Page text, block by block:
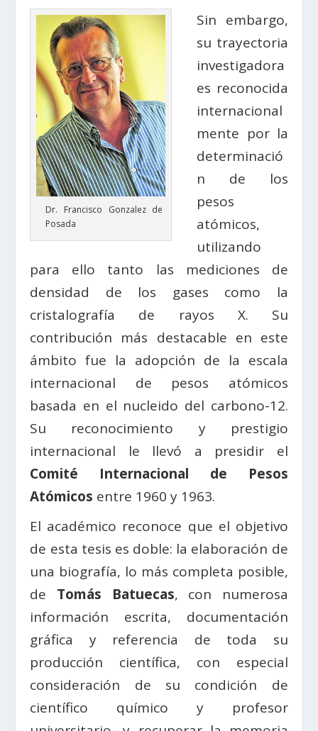
Dr. Francisco Gonzalez de
Posada
Sin embargo,
su trayectoria
investigadora
es reconocida
internacional
mente por la
determinació
n de los
pesos
atómicos,
utilizando
para ello tanto las mediciones de
densidad de los gases como la
cristalografía de rayos X. Su
contribución más destacable en este
ámbito fue la adopción de la escala
internacional de pesos atómicos
basada en el nucleido del carbono-12.
Su reconocimiento y prestigio
internacional le llevó a presidir el
Comité Internacional de Pesos
Atómicos entre 1960 y 1963.
El académico reconoce que el objetivo
de esta tesis es doble: la elaboración de
una biografía, lo más completa posible,
de Tomás Batuecas, con numerosa
información escrita, documentación
gráfica y referencia de toda su
producción científica, con especial
consideración de su condición de
científico químico y profesor